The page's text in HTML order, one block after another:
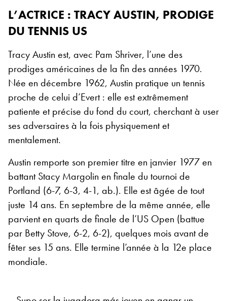
L’ACTRICE : TRACY AUSTIN, PRODIGE
DU TENNIS US
Tracy Austin est, avec Pam Shriver, l’une des
prodiges américaines de la fin des années 1970.
Née en décembre 1962, Austin pratique un tennis
proche de celui d’Evert : elle est extrêmement
patiente et précise du fond du court, cherchant à user
ses adversaires à la fois physiquement et
mentalement.
Austin remporte son premier titre en janvier 1977 en
battant Stacy Margolin en finale du tournoi de
Portland (6-7, 6-3, 4-1, ab.). Elle est âgée de tout
juste 14 ans. En septembre de la même année, elle
parvient en quarts de finale de l’US Open (battue
par Betty Stove, 6-2, 6-2), quelques mois avant de
fêter ses 15 ans. Elle termine l’année à la 12e place
mondiale.